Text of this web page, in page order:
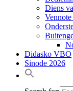
Diens
Didasko VBO
Sinode 2026